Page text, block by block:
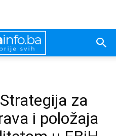
za
i položaja